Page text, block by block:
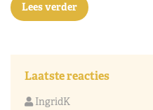
Lees verder
Laatste reacties
IngridK